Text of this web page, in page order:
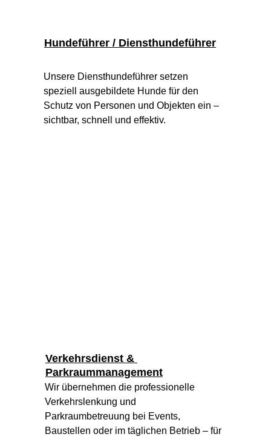
Hundeführer / Diensthundeführer
Unsere Diensthundeführer setzen
speziell ausgebildete Hunde für den
Schutz von Personen und Objekten ein –
sichtbar, schnell und effektiv.
Verkehrsdienst &
Parkraummanagement
Wir übernehmen die professionelle
Verkehrslenkung und
Parkraumbetreuung bei Events,
Baustellen oder im täglichen Betrieb – für